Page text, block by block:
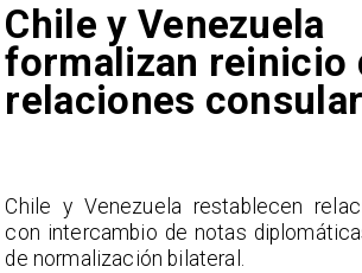
Feriantes rechazan
de Camila Flores
Fabiola Campillai
La Confederación Nacional de
considera inaceptable que se
Campillai como 'señora de feria',